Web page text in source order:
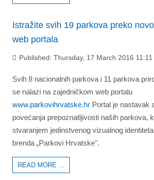
Istražite svih 19 parkova preko
web portala
Published: Thursday, 17 March 2016 11:11
Svih 8 nacionalnih parkova i 11 parkova
se nalazi na zajedničkom web portalu
www.parkovihrvatske.hr Portal je nastavak
povećanja prepoznatljivosti naših parkova,
stvaranjem jedinstvenog vizualnog
brenda „Parkovi Hrvatske".
READ MORE ...